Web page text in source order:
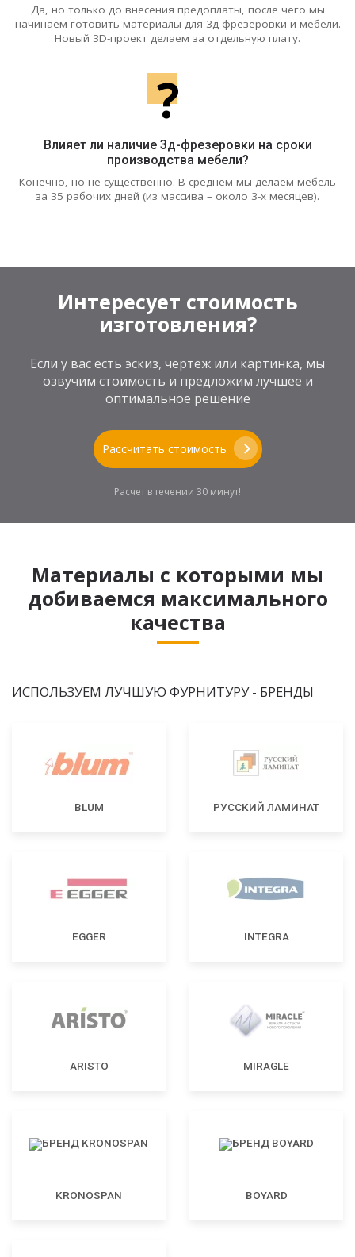
Да, но только до внесения предоплаты, после чего мы
начинаем готовить материалы для 3д-фрезеровки и мебели.
Новый 3D-проект делаем за отдельную плату.
?
Влияет ли наличие 3д-фрезеровки на сроки
производства мебели?
Конечно, но не существенно. В среднем мы делаем мебель
за 35 рабочих дней (из массива – около 3-х месяцев).
Интересует стоимость
изготовления?
Если у вас есть эскиз, чертеж или картинка, мы
озвучим стоимость и предложим лучшее и
оптимальное решение
Рассчитать стоимость
Расчет в течении 30 минут!
Материалы с которыми мы
добиваемся максимального
качества
ИСПОЛЬЗУЕМ ЛУЧШУЮ ФУРНИТУРУ - БРЕНДЫ
BLUM РУССКИЙ ЛАМИНАТ
EGGER INTEGRA
ARISTO MIRAGLE
KRONOSPAN BOYARD